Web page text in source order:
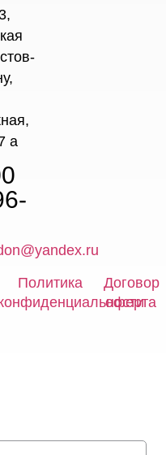
а
Политика
Договор
оферта